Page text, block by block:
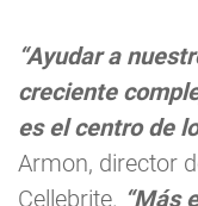
“Ayudar a
creciente
es el centro de
Armon, director
Cellebrite. “Más